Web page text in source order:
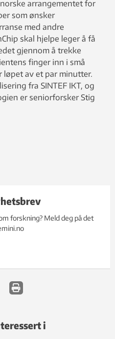
arrangementet for
som ønsker
med andre
skal hjelpe leger å få
gjennom å trekke
finger inn i små
løpet av et par minutter.
fra SINTEF IKT, og
er seniorforsker Stig
forskning? Meld deg på det
i